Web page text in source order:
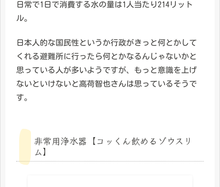
日常で1日で消費する水の量は1人当たり214リット
ル。
日本人的な国民性というか行政がきっと何とかして
くれる避難所に行ったら何とかなるんじゃないかと
思っている人が多いようですが、もっと意識を上げ
ないといけないと高荷智也さんは思っているそうで
す。
非常用浄水器【コッくん飲めるゾウスリ
ム】